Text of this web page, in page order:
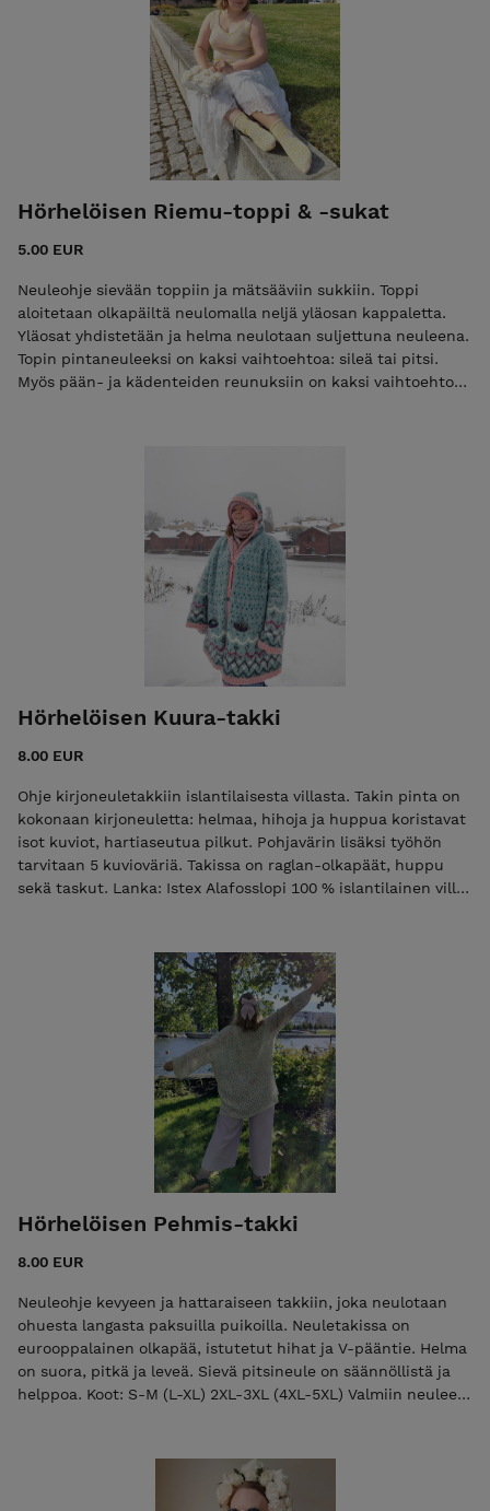
Hörhelöisen Riemu-toppi & -sukat
5.00 EUR
Neuleohje sievään toppiin ja mätsääviin sukkiin. Toppi
aloitetaan olkapäiltä neulomalla neljä yläosan kappaletta.
Yläosat yhdistetään ja helma neulotaan suljettuna neuleena.
Topin pintaneuleeksi on kaksi vaihtoehtoa: sileä tai pitsi.
Myös pään- ja kädenteiden reunuksiin on kaksi vaihtoehtoa:
Kettu Yarns Everyday sock merino ja Marianthi yarns Pop!
Topin koko: S-8XL Vyötärönympärys 70-143 cm Sukkien
koko: 38-41 Vaikeustaso: keskitaso Pintaneuleet eivät ole
vaikeita! Jos olet aiemmin neulonut sukan, onnistut näissä
neuleissa varmasti.
Hörhelöisen Kuura-takki
8.00 EUR
Ohje kirjoneuletakkiin islantilaisesta villasta. Takin pinta on
kokonaan kirjoneuletta: helmaa, hihoja ja huppua koristavat
isot kuviot, hartiaseutua pilkut. Pohjavärin lisäksi työhön
tarvitaan 5 kuvioväriä. Takissa on raglan-olkapäät, huppu
sekä taskut. Lanka: Istex Alafosslopi 100 % islantilainen villa.
laatikkomallinen: helma on leveä, hihat kapeahkot.
Hörhelöisen Pehmis-takki
8.00 EUR
Neuleohje kevyeen ja hattaraiseen takkiin, joka neulotaan
ohuesta langasta paksuilla puikoilla. Neuletakissa on
eurooppalainen olkapää, istutetut hihat ja V-pääntie. Helma
on suora, pitkä ja leveä. Sievä pitsineule on säännöllistä ja
helppoa. Koot: S-M (L-XL) 2XL-3XL (4XL-5XL) Valmiin neuleen
kohdalla 40 (40) 47 (54) cm Lanka: Lucky omen yarns
Alpakka 350 (380) 400 (450) g 60 % superwash merinovilla, 20